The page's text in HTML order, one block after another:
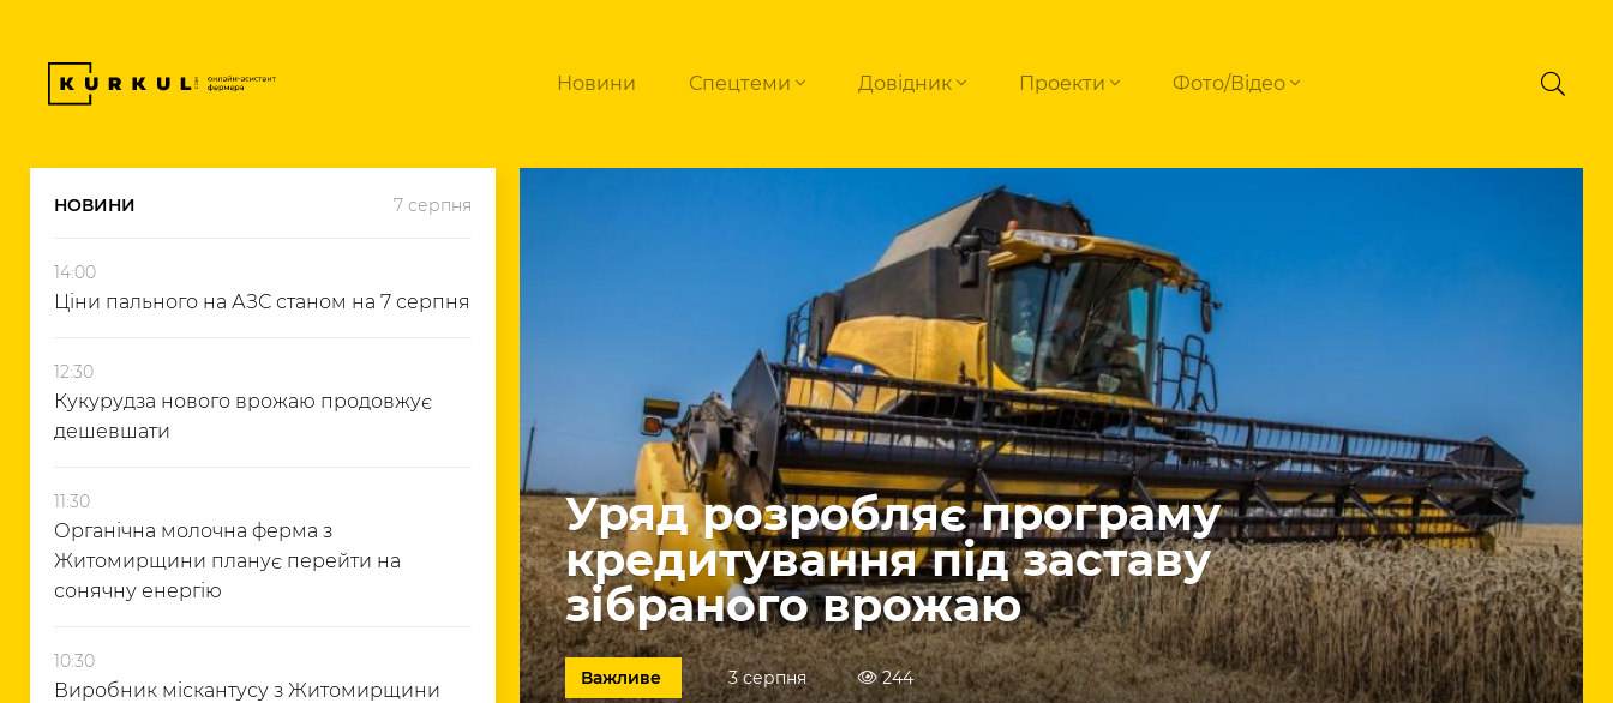
Новини Спецтеми Довідник Проекти Фото/Відео
НОВИНИ 7 серпня
14:00
Ціни пального на АЗС станом на 7 серпня
12:30
Кукурудза нового врожаю продовжує
дешевшати
11:30
Органічна молочна ферма з
Житомирщини планує перейти на
сонячну енергію
10:30
Виробник міскантусу з Житомирщини
Уряд розробляє програму
кредитування під заставу
зібраного врожаю
Важливе 3 серпня 244